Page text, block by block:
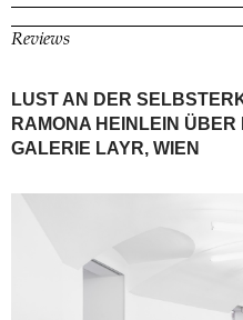
Reviews
LUST AN DER
RAMONA HEINLEIN
GALERIE LAYR, WIEN